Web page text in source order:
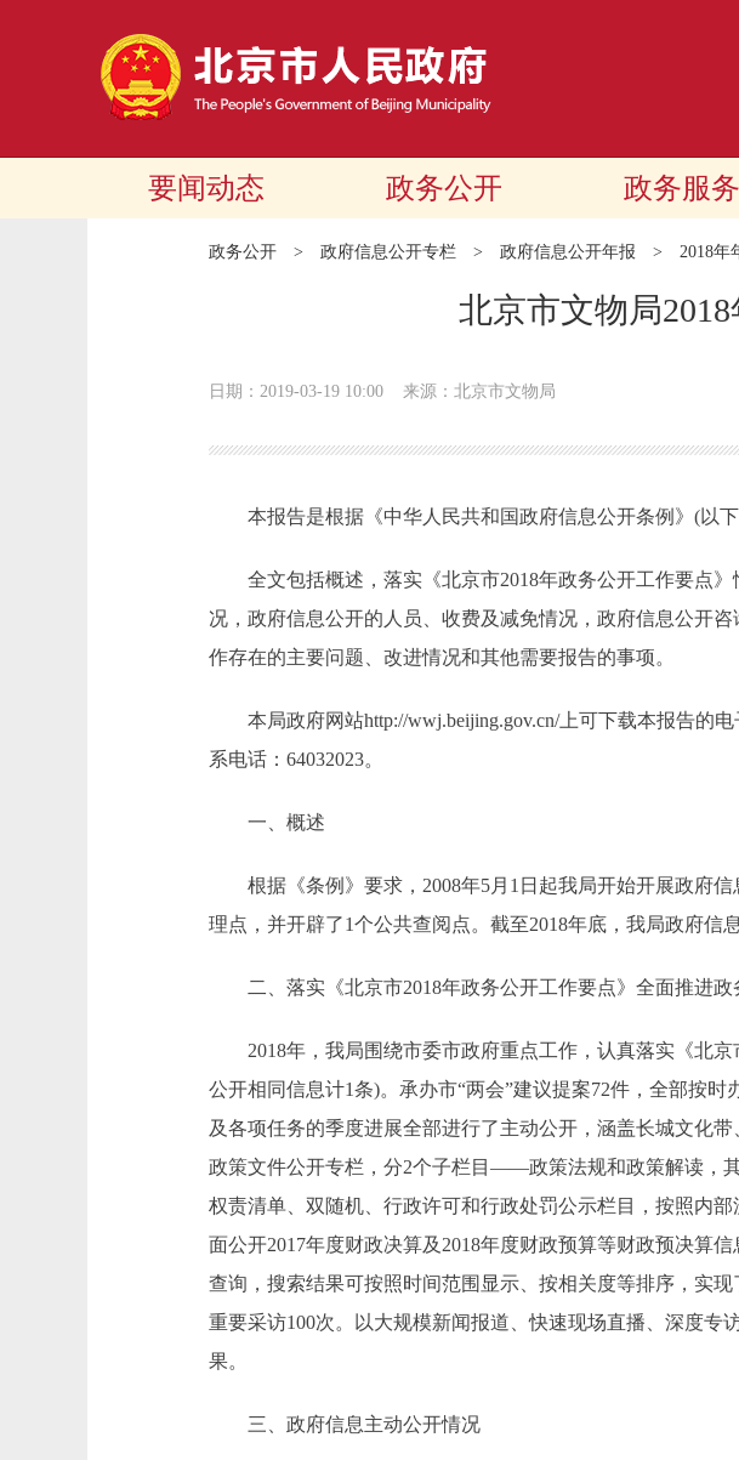
要闻动态 政务公开 政务服务
政务公开 > 政府信息公开专栏 > 政府信息公开年报 > 2018年
北京市文物局
日期：2019-03-19 10:00 来源：北京市文物局
本报告是根据《中华人民共和国政府信息公开条例》(以下
全文包括概述，落实《北京市2018年政务公开工作要点》
况，政府信息公开的人员、收费及减免情况，政府信息公开
作存在的主要问题、改进情况和其他需要报告的事项。
本局政府网站http://wwj.beijing.gov.cn/上可下载本报告的
系电话：64032023。
一、概述
根据《条例》要求，2008年5月1日起我局开始开展政府信
理点，并开辟了1个公共查阅点。截至2018年底，我局政府信
二、落实《北京市2018年政务公开工作要点》全面推进政
2018年，我局围绕市委市政府重点工作，认真落实《北京
公开相同信息计1条)。承办市“两会”建议提案72件，全部按
及各项任务的季度进展全部进行了主动公开，涵盖长城文化
政策文件公开专栏，分2个子栏目——政策法规和政策解读，
权责清单、双随机、行政许可和行政处罚公示栏目，按照内
面公开2017年度财政决算及2018年度财政预算等财政预决算
查询，搜索结果可按照时间范围显示、按相关度等排序，实
重要采访100次。以大规模新闻报道、快速现场直播、深度
果。
三、政府信息主动公开情况